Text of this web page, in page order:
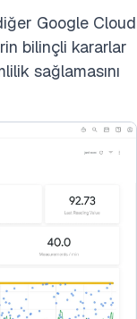
Google Cloud
bilinçli kararlar
sağlamasını